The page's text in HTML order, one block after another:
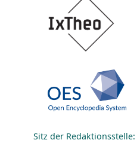
Sitz der Redaktionsstelle: